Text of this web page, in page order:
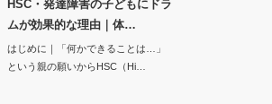
HSC・発達障害の子どもにドラ
ムが効果的な理由｜体…
はじめに｜「何かできることは…」
という親の願いからHSC（Hi…